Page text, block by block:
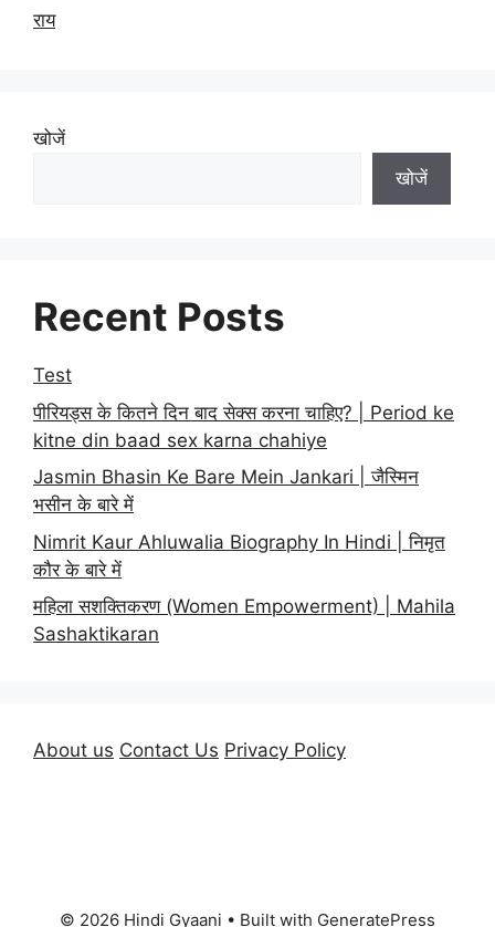
राय
खोजें
खोजें
Recent Posts
Test
पीरियड्स के कितने दिन बाद सेक्स करना चाहिए? | Period ke
kitne din baad sex karna chahiye
Jasmin Bhasin Ke Bare Mein Jankari | जैस्मिन
भसीन के बारे में
Nimrit Kaur Ahluwalia Biography In Hindi | निमृत
कौर के बारे में
महिला सशक्तिकरण (Women Empowerment) | Mahila
Sashaktikaran
About us Contact Us Privacy Policy
© 2026 Hindi Gyaani • Built with GeneratePress